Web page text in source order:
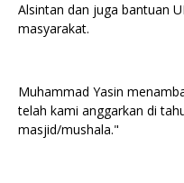
Alsintan dan juga bantuan
masyarakat.
Muhammad Yasin
telah kami anggarkan di
masjid/mushala."